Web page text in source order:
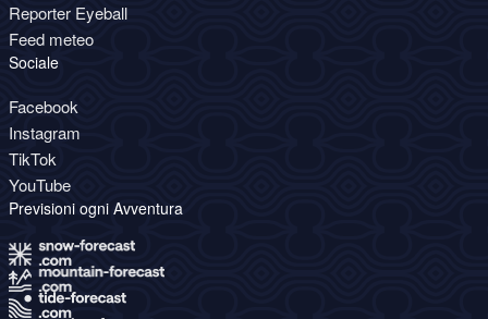
Reporter Eyeball
Feed meteo
Sociale
Facebook
Instagram
TikTok
YouTube
Previsioni ogni Avventura